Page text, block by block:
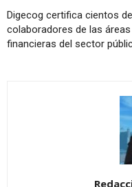
Digecog certifica cientos de
colaboradores de las áreas
financieras del sector